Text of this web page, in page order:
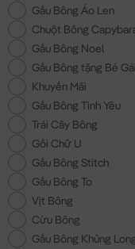
Gấu Bông Áo Len
Chuột Bông
Gấu Bông Noel
Gấu Bông tặng Bé Gái
Khuyến Mãi
Gấu Bông Tình Yêu
Trái Cây Bông
Gối Chữ U
Gấu Bông Stitch
Gấu Bông To
Vịt Bông
Cừu Bông
Gấu Bông Khủng